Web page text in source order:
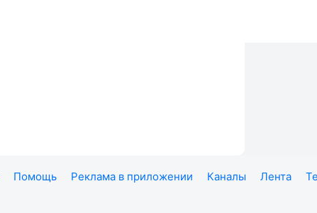
Помощь Реклама в приложении Каналы Лента